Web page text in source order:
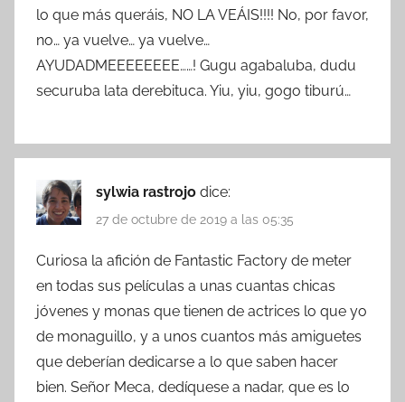
lo que más queráis, NO LA VEÁIS!!!! No, por favor,
no… ya vuelve… ya vuelve…
AYUDADMEEEEEEEE……! Gugu agabaluba, dudu
securuba lata derebituca. Yiu, yiu, gogo tiburú…
sylwia rastrojo dice:
27 de octubre de 2019 a las 05:35
Curiosa la afición de Fantastic Factory de meter
en todas sus películas a unas cuantas chicas
jóvenes y monas que tienen de actrices lo que yo
de monaguillo, y a unos cuantos más amiguetes
que deberían dedicarse a lo que saben hacer
bien. Señor Meca, dedíquese a nadar, que es lo